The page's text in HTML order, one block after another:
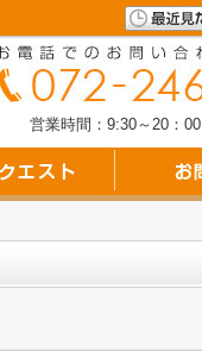
営業時間：9:30～20：00